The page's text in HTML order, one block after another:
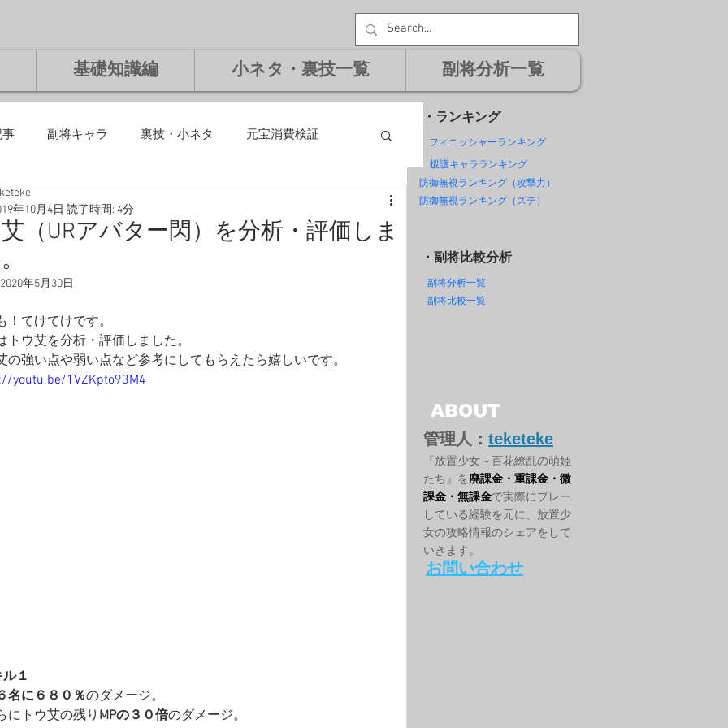
基礎知識編 小ネタ・裏技一覧 副将分析一覧
事 副将キャラ 裏技・小ネタ 元宝消費検証
金編
交換副将
艾（URアバター閃）を分析・評価しま
年10月4日 読了時間: 4分
2020年5月30日
！てけてけです。
トウ艾を分析・評価しました。
の強い点や弱い点など参考にしてもらえたら嬉しいです。
youtu.be/1VZKpto93M4
１
名に６８０％のダメージ。
にトウ艾の残り MPの３０倍のダメージ。
フィニッシャーランキング
援護キャラランキング
防御無視ランキング（攻撃力）
防御無視ランキング（ステ）
・ランキング
副将分析一覧
副将比較一覧
・副将比較分析
お問い合わせ
ABOUT
管理人： teketeke
『放置少女～百花繚乱の萌姫
たち』を廃課金・重課金・微
課金・無課金で実際にプレー
している経験を元に、放置少
女の攻略情報のシェアをして
いきます。